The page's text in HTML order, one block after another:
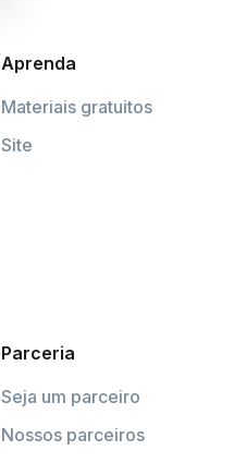
Aprenda
Materiais gratuitos
Site
Parceria
Seja um parceiro
Nossos parceiros